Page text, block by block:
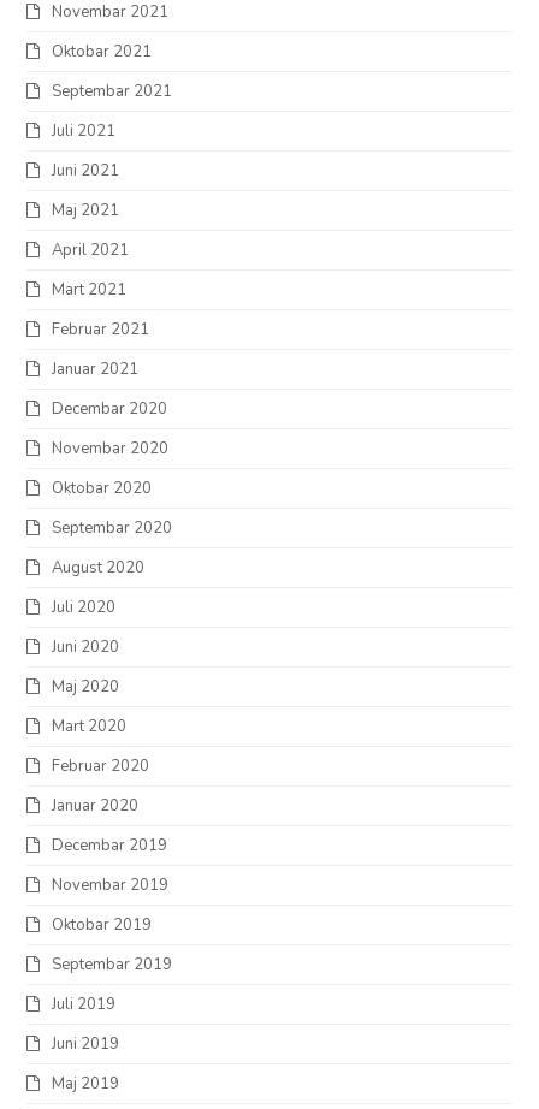
Novembar 2021
Oktobar 2021
Septembar 2021
Juli 2021
Juni 2021
Maj 2021
April 2021
Mart 2021
Februar 2021
Januar 2021
Decembar 2020
Novembar 2020
Oktobar 2020
Septembar 2020
August 2020
Juli 2020
Juni 2020
Maj 2020
Mart 2020
Februar 2020
Januar 2020
Decembar 2019
Novembar 2019
Oktobar 2019
Septembar 2019
Juli 2019
Juni 2019
Maj 2019